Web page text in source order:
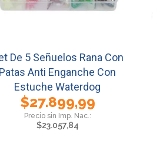
De 5 Señuelos Rana Con
Anti Enganche Con
Estuche Waterdog
$27.899,99
$23.057,84